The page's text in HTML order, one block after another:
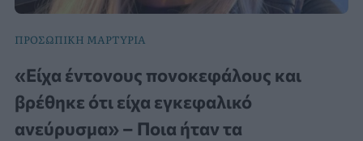
ΠΡΟΣΩΠΙΚΗ ΜΑΡΤΥΡΙΑ
«Είχα έντονους πονοκεφάλους και
βρέθηκε ότι είχα εγκεφαλικό
ανεύρυσμα» – Ποια ήταν τα